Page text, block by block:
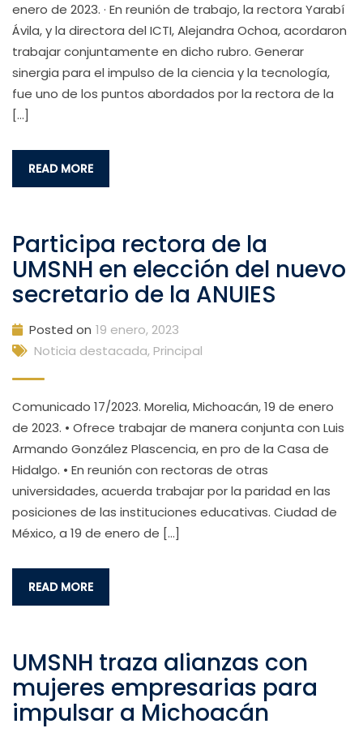
enero de 2023. · En reunión de trabajo, la rectora Yarabí
Ávila, y la directora del ICTI, Alejandra Ochoa, acordaron
trabajar conjuntamente en dicho rubro. Generar
sinergia para el impulso de la ciencia y la tecnología,
fue uno de los puntos abordados por la rectora de la
[…]
READ MORE
Participa rectora de la
UMSNH en elección del nuevo
secretario de la ANUIES
Posted on 19 enero, 2023
Noticia destacada, Principal
Comunicado 17/2023. Morelia, Michoacán, 19 de enero
de 2023. • Ofrece trabajar de manera conjunta con Luis
Armando González Plascencia, en pro de la Casa de
Hidalgo. • En reunión con rectoras de otras
universidades, acuerda trabajar por la paridad en las
posiciones de las instituciones educativas. Ciudad de
México, a 19 de enero de […]
READ MORE
UMSNH traza alianzas con
mujeres empresarias para
impulsar a Michoacán